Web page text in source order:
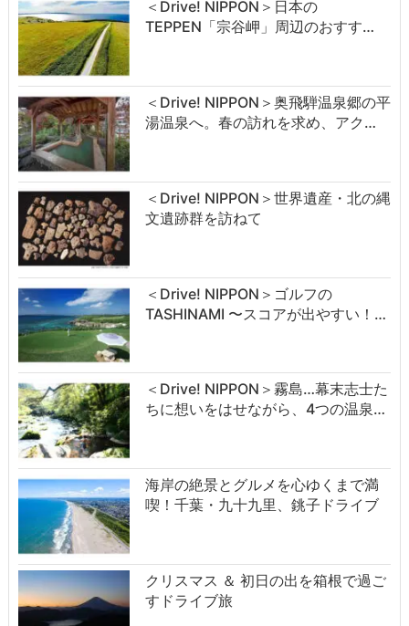
＜Drive! NIPPON＞日本の
TEPPEN「宗谷岬」周辺のおすす…
＜Drive! NIPPON＞奥飛騨温泉郷の平
湯温泉へ。春の訪れを求め、アク…
＜Drive! NIPPON＞世界遺産・北の縄
文遺跡群を訪ねて
＜Drive! NIPPON＞ゴルフの
TASHINAMI 〜スコアが出やすい！…
＜Drive! NIPPON＞霧島…幕末志士た
ちに想いをはせながら、4つの温泉…
海岸の絶景とグルメを心ゆくまで満
喫！千葉・九十九里、銚子ドライブ
クリスマス ＆ 初日の出を箱根で過ご
すドライブ旅